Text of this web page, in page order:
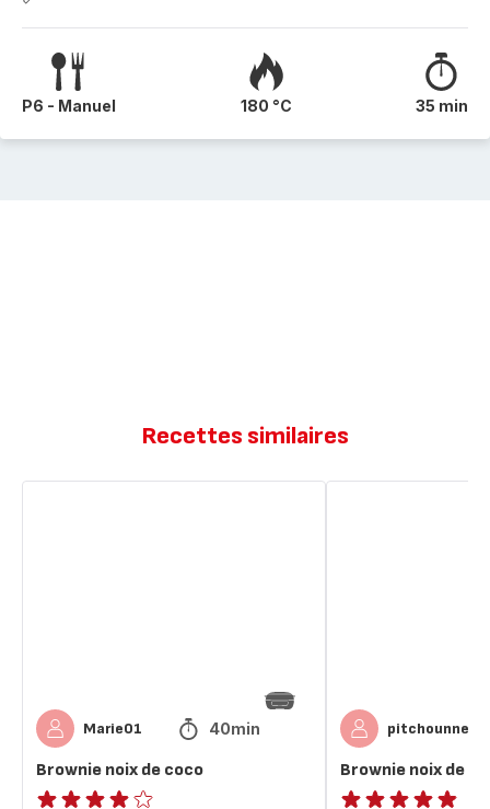
P6 - Manuel 180 °C 35 min
Recettes similaires
Marie01 40min
Brownie noix de coco
pitchounne86
Brownie noix de